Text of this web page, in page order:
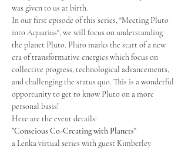
was given to us at birth.
In our first episode of this series, "Meeting Pluto
into Aquarius", we will focus on understanding
the planet Pluto. Pluto marks the start of a new
era of transformative energies which focus on
collective progress, technological advancements,
and challenging the status quo. This is a wonderful
opportunity to get to know Pluto on a more
personal basis!
Here are the event details:
"Conscious Co-Creating with Planets"
a Lenka virtual series with guest Kimberley